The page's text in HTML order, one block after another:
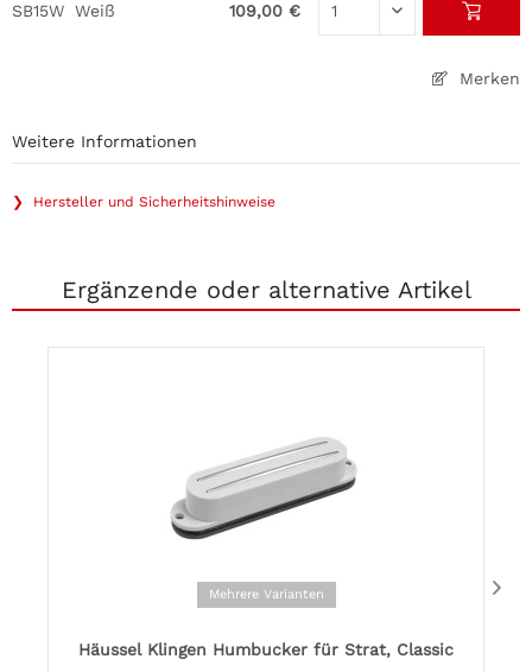
Merken
SB15W Weiß 109,00 €
Weitere Informationen
❯ Hersteller und Sicherheitshinweise
Ergänzende oder alternative Artikel
Mehrere Varianten
Häussel Klingen Humbucker für Strat, Classic